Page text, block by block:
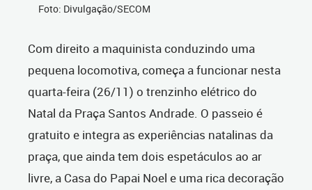
Foto: Divulgação/SECOM
Com direito a maquinista conduzindo uma
pequena locomotiva, começa a funcionar nesta
quarta-feira (26/11) o trenzinho elétrico do
Natal da Praça Santos Andrade. O passeio é
gratuito e integra as experiências natalinas da
praça, que ainda tem dois espetáculos ao ar
livre, a Casa do Papai Noel e uma rica decoração